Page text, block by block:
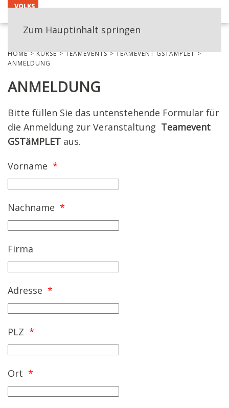
Zum Hauptinhalt springen
HOME KURSE TEAMEVENTS
TEAMEVENT GSTÄMPLET
ANMELDUNG
ANMELDUNG
Bitte füllen Sie das untenstehende Formular für
die Anmeldung zur Veranstaltung Teamevent
GSTäMPLET aus.
Vorname *
Nachname *
Firma
Adresse *
PLZ *
Ort *